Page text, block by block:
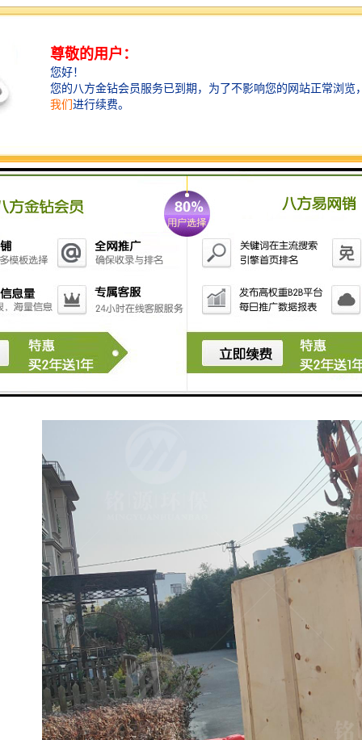
水管道，污水管内的污水也无法倒灌进入雨水；等到两
量减小或者液位降低，液动限流闸门自动恢复到污水口
开启，两水口关闭的状态。设备全程自动化运行，在程
序中设定好雨天与晴天的两量值和液位值就可以执行相